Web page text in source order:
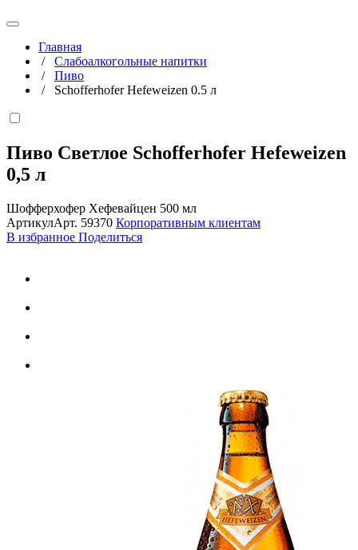
Главная
/ Слабоалкогольные напитки
/ Пиво
/ Schofferhofer Hefeweizen 0.5 л
Пиво Светлое Schofferhofer Hefeweizen
0,5 л
Шофферхофер Хефевайцен 500 мл
АртикулАрт. 59370 Корпоративным клиентам
В избранное Поделиться